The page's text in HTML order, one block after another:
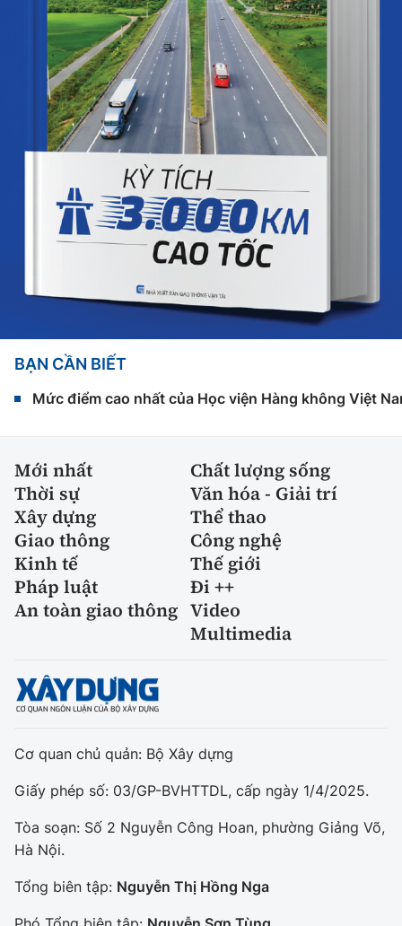
BẠN CẦN BIẾT
Mức điểm cao nhất của Học viện Hàng không Việt
Mới nhất
Chất lượng sống
Thời sự
Văn hóa - Giải trí
Xây dựng
Thể thao
Giao thông
Công nghệ
Kinh tế
Thế giới
Pháp luật
Đi ++
An toàn giao thông Video
Multimedia
Cơ quan chủ quản: Bộ Xây dựng
Giấy phép số: 03/GP-BVHTTDL, cấp ngày 1/4/2025.
Tòa soạn: Số 2 Nguyễn Công Hoan, phường Giảng Võ,
Hà Nội.
Tổng biên tập: Nguyễn Thị Hồng Nga